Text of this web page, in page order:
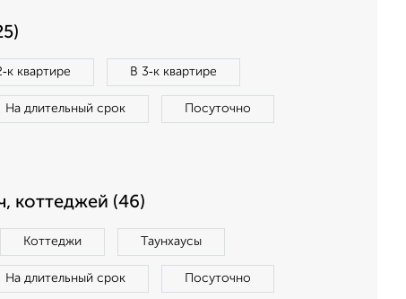
квартире В 3‑к квартире
На длительный срок Посуточно
коттеджей (46)
Коттеджи Таунхаусы
На длительный срок Посуточно